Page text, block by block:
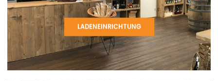
LADENEINRICHTUNG